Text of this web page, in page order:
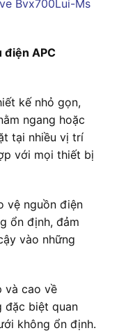
điện APC
kế nhỏ gọn,
ngang hoặc
tại nhiều vị trí
với mọi thiết bị
vệ nguồn điện
ổn định, đảm
vào những
và cao về
đặc biệt quan
không ổn định.